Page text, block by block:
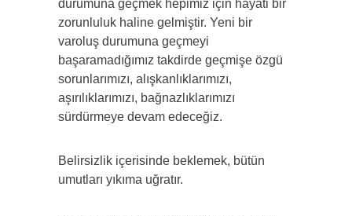
durumuna geçmek hepimiz için hayati bir
zorunluluk haline gelmiştir. Yeni bir
varoluş durumuna geçmeyi
başaramadığımız takdirde geçmişe öz­gü
sorunlarımızı, alışkanlıklarımızı,
aşırılıklarımızı, bağnazlıklarımızı
sürdürmeye devam edeceğiz.
Belirsizlik içerisinde beklemek, bütün
umutları yıkıma uğratır.